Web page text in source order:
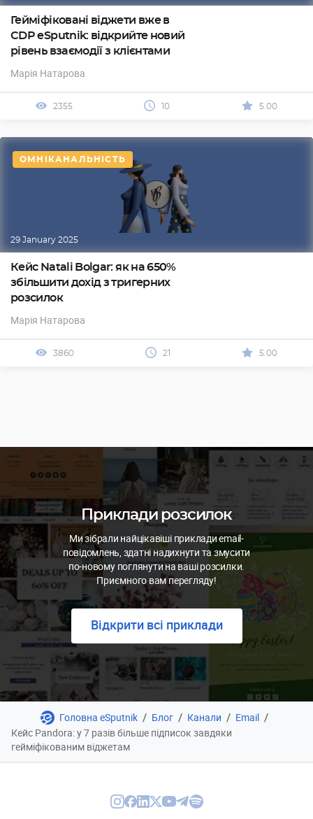
Гейміфіковані віджети вже в
CDP eSputnik: відкрийте новий
рівень взаємодії з клієнтами
Марія Натарова
2355 10 5.00
ОМНІКАНАЛЬНІСТЬ
29 January 2025
Кейс Natali Bolgar: як на 650%
збільшити дохід з тригерних
розсилок
Марія Натарова
3860 21 5.00
Приклади розсилок
Ми зібрали найцікавіші приклади email-
повідомлень, здатні надихнути та змусити
по-новому поглянути на ваші розсилки.
Приємного вам перегляду!
Відкрити всі приклади
Головна eSputnik / Блог / Канали / Email /
Кейс Pandora: у 7 разів більше підписок завдяки
гейміфікованим віджетам